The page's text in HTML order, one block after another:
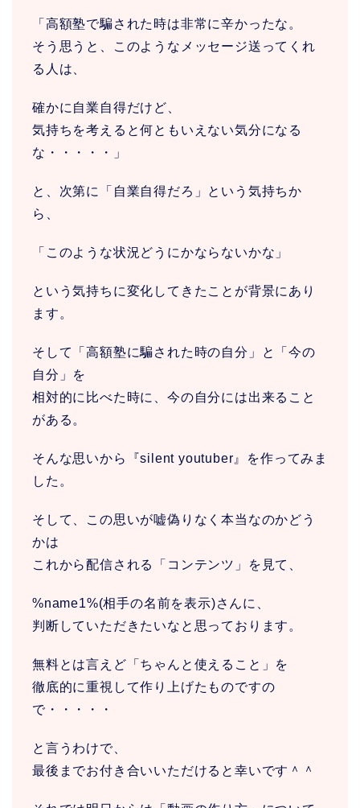
「高額塾で騙された時は非常に辛かったな。
そう思うと、このようなメッセージ送ってくれ
る人は、
確かに自業自得だけど、
気持ちを考えると何ともいえない気分になる
な・・・・・」
と、次第に「自業自得だろ」という気持ちか
ら、
「このような状況どうにかならないかな」
という気持ちに変化してきたことが背景にあり
ます。
そして「高額塾に騙された時の自分」と「今の
自分」を
相対的に比べた時に、今の自分には出来ること
がある。
そんな思いから『silent youtuber』を作ってみま
した。
そして、この思いが嘘偽りなく本当なのかどう
かは
これから配信される「コンテンツ」を見て、
%name1%(相手の名前を表示)さんに、
判断していただきたいなと思っております。
無料とは言えど「ちゃんと使えること」を
徹底的に重視して作り上げたものですの
で・・・・・
と言うわけで、
最後までお付き合いいただけると幸いです＾＾